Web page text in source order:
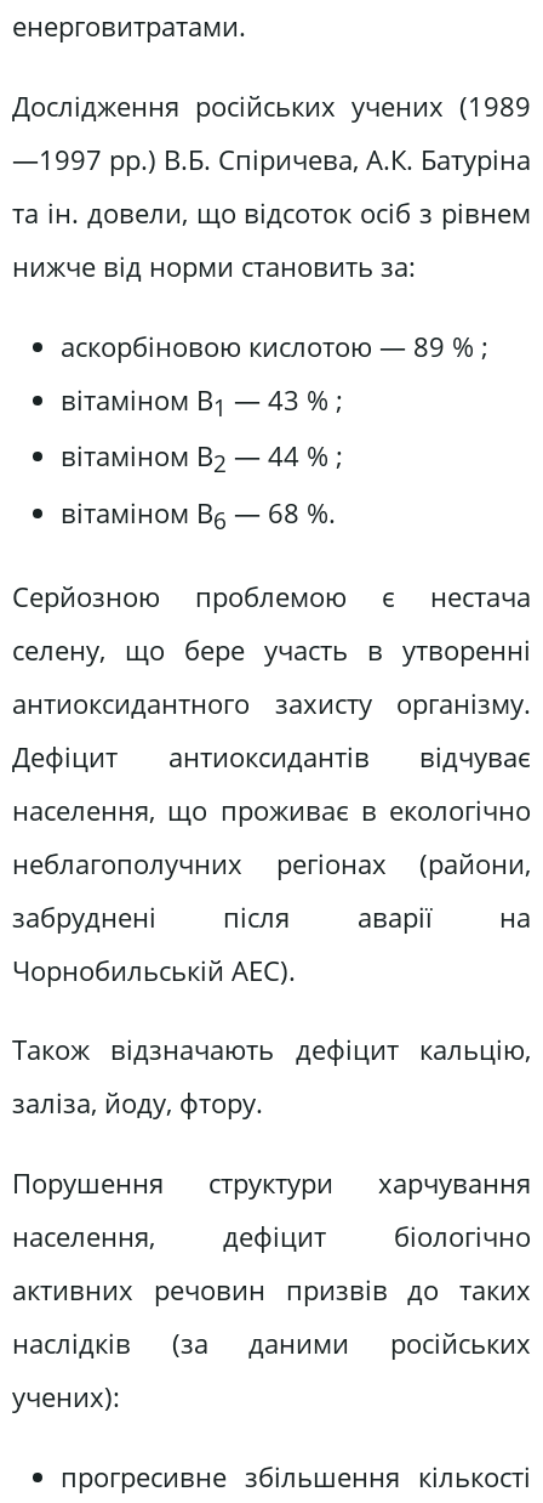
енерговитратами.
Дослідження російських учених (1989
—1997 рр.) В.Б. Спіричева, А.К. Батуріна
та ін. довели, що відсоток осіб з рівнем
нижче від норми становить за:
аскорбіновою кислотою — 89 % ;
вітаміном B1 — 43 % ;
вітаміном В2 — 44 % ;
вітаміном В6 — 68 %.
Серйозною проблемою є нестача
селену, що бере участь в утворенні
антиоксидантного захисту організму.
Дефіцит антиоксидантів відчуває
населення, що проживає в екологічно
неблагополучних регіонах (райони,
забруднені після аварії на
Чорнобильській АЕС).
Також відзначають дефіцит кальцію,
заліза, йоду, фтору.
Порушення структури харчування
населення, дефіцит біологічно
активних речовин призвів до таких
наслідків (за даними російських
учених):
прогресивне збільшення кількості